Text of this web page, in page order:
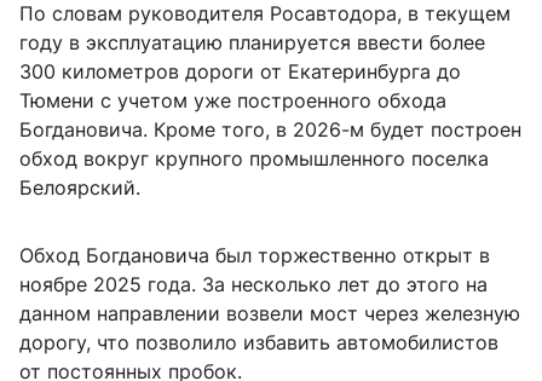
По словам руководителя Росавтодора, в текущем
году в эксплуатацию планируется ввести более
300 километров дороги от Екатеринбурга до
Тюмени с учетом уже построенного обхода
Богдановича. Кроме того, в 2026-м будет построен
обход вокруг крупного промышленного поселка
Белоярский.
Обход Богдановича был торжественно открыт в
ноябре 2025 года. За несколько лет до этого на
данном направлении возвели мост через железную
дорогу, что позволило избавить автомобилистов
от постоянных пробок.